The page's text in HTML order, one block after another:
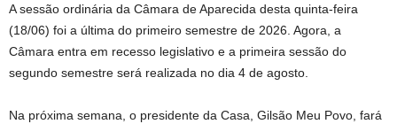
A sessão ordinária da Câmara de Aparecida desta quinta-feira
(18/06) foi a última do primeiro semestre de 2026. Agora, a
Câmara entra em recesso legislativo e a primeira sessão do
segundo semestre será realizada no dia 4 de agosto.
Na próxima semana, o presidente da Casa, Gilsão Meu Povo, fará